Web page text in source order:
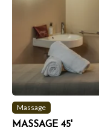
Massage
MASSAGE 45'